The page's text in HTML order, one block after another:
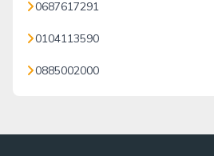
0687617291
0104113590
0885002000